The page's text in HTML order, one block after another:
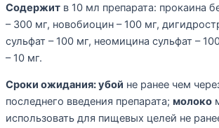
Содержит в 10 мл препарата: прокаина
– 300 мг, новобиоцин – 100 мг,
сульфат – 100 мг, неомицина сульфат –
– 10 мг.
Сроки ожидания: убой не ранее чем
последнего введения препарата; молоко
использовать для пищевых целей не